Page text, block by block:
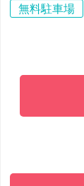
無料駐車場